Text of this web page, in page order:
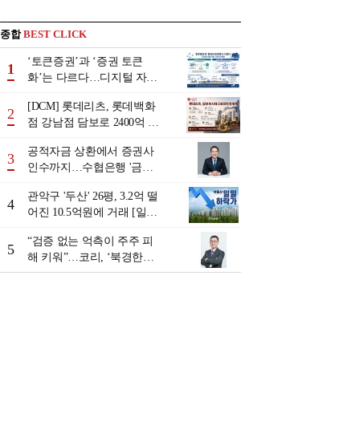
종합BEST CLICK
1
‘토큰증권’과 ‘증권 토큰
화’는 다르다…디지털 자본
2
[DCM] 롯데리츠, 롯데백화
점 강남점 담보로 2400억 조
3
공적자금 상환에서 증권사
인수까지…수협은행 '금융
행 금융그룹의 꿈①]
4
관악구 '두산' 26평, 3.2억 떨
어진 10.5억원에 거래 [일일
5
“검증 없는 억측이 주주 피
해 키워”…코리, ‘북경한미
미수채권 논란’ 정면 반박